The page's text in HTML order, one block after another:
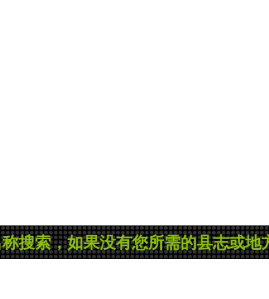
如果没有您所需的县志或地方志